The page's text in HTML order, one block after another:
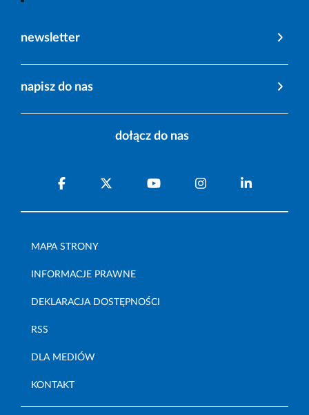
newsletter
napisz do nas
dołącz do nas
MAPA STRONY
INFORMACJE PRAWNE
DEKLARACJA DOSTĘPNOŚCI
RSS
DLA MEDIÓW
KONTAKT